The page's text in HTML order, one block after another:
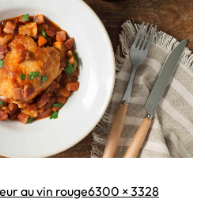
au vin rougeTaille
6300 × 3328